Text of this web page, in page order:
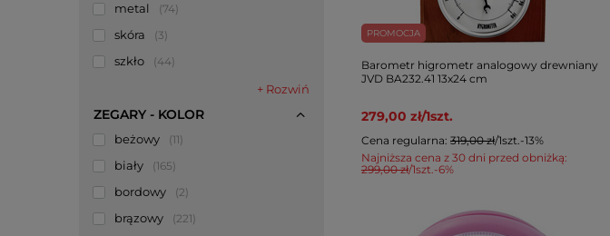
metal 74
skóra 3
szkło 44
+ Rozwiń
ZEGARY - KOLOR
beżowy 11
biały 165
bordowy 2
brązowy 221
PROMOCJA
Barometr higrometr analogowy drewniany
JVD BA232.41 13x24 cm
279,00 zł/1szt.
Najniższa cena z 30 dni przed obniżką:
299,00 zł/1szt.-6%
Cena regularna: 319,00 zł/1szt.-13%